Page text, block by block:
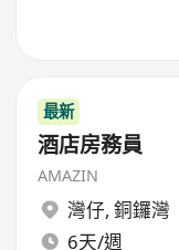
最新
酒店房務員
AMAZIN
灣仔, 銅鑼灣
6天/週